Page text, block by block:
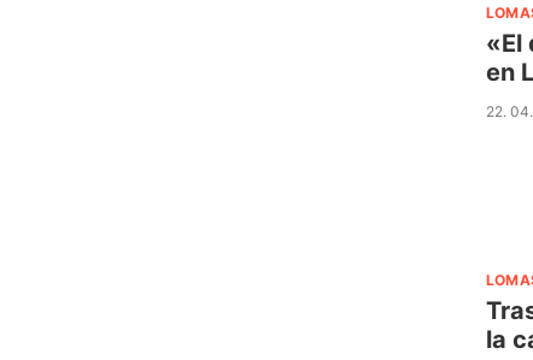
«El
en
22.
la